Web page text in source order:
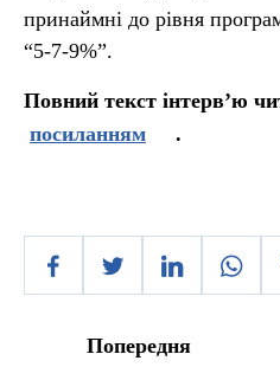
принаймні до рівня
“5-7-9%”.
Повний текст інтерв’ю
посиланням
.
Попередня